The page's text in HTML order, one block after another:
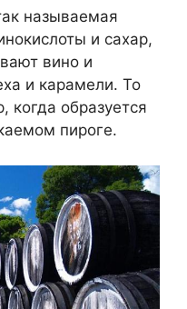
называемая
и сахар,
вино и
и карамели. То
когда образуется
пироге.